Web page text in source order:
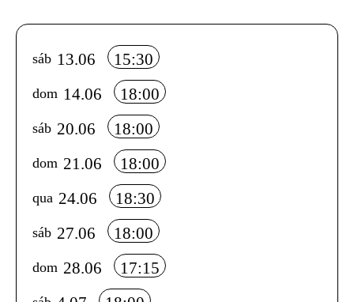
Info sobre horário e bilhetes
sáb 13.06 15:30
dom 14.06 18:00
sáb 20.06 18:00
dom 21.06 18:00
qua 24.06 18:30
sáb 27.06 18:00
dom 28.06 17:15